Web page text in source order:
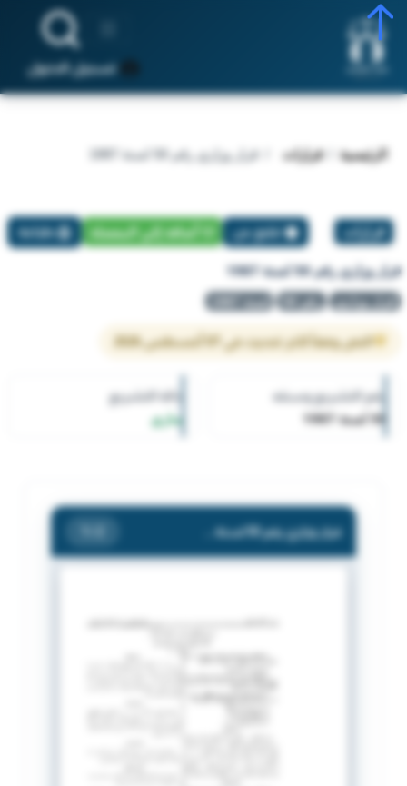
تسجيل الدخول
الرئيسية قرارات قرار وزاري رقم 50 لسنة 1987
قرارات تبليغ عن أضافة إلي المفضلة طباعة
قرار وزاري رقم 50 لسنة 1987
قرار وزاري رقم 50 لسنة 1987
النص وفقاً لآخر تحديث في 07 أغسطس 2026
رقم التشريع وسنته
50 لسنة 1987
حالة التشريع
ساري